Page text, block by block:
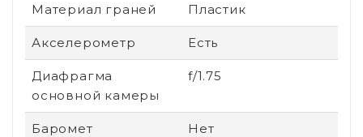
Материал граней Пластик
Акселерометр Есть
Диафрагма
основной камеры
f/1.75
Баромет Нет